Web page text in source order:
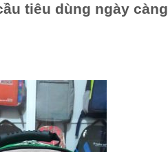
tiêu dùng ngày càng